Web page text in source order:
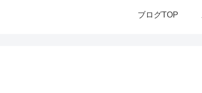
ブログTOP